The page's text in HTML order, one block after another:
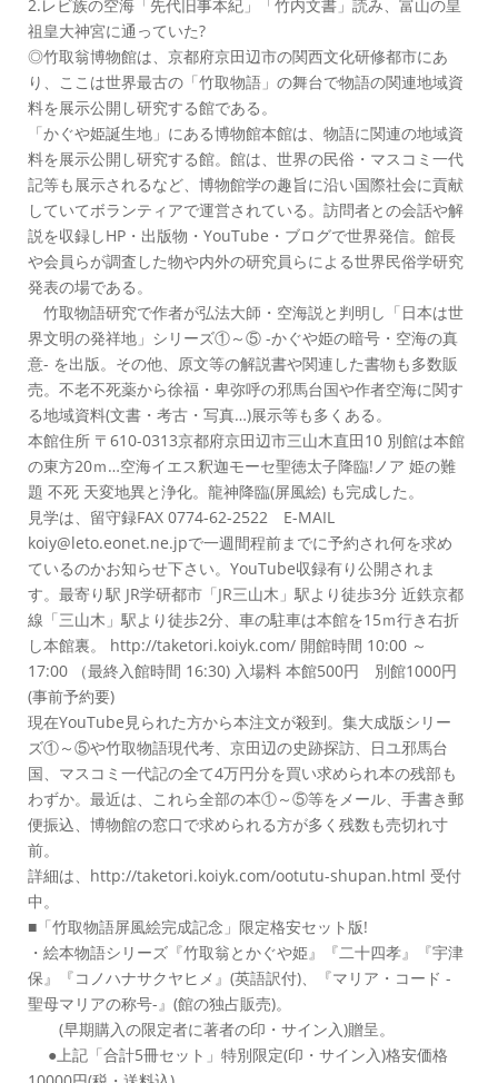
2.レビ族の空海「先代旧事本紀」「竹内文書」読み、富山の皇
祖皇大神宮に通っていた?
◎竹取翁博物館は、京都府京田辺市の関西文化研修都市にあ
り、ここは世界最古の「竹取物語」の舞台で物語の関連地域資
料を展示公開し研究する館である。
「かぐや姫誕生地」にある博物館本館は、物語に関連の地域資
料を展示公開し研究する館。館は、世界の民俗・マスコミ一代
記等も展示されるなど、博物館学の趣旨に沿い国際社会に貢献
していてボランティアで運営されている。訪問者との会話や解
説を収録しHP・出版物・YouTube・ブログで世界発信。館長
や会員らが調査した物や内外の研究員らによる世界民俗学研究
発表の場である。
竹取物語研究で作者が弘法大師・空海説と判明し「日本は世
界文明の発祥地」シリーズ①～⑤ -かぐや姫の暗号・空海の真
意- を出版。その他、原文等の解説書や関連した書物も多数販
売。不老不死薬から徐福・卑弥呼の邪馬台国や作者空海に関す
る地域資料(文書・考古・写真…)展示等も多くある。
本館住所 〒610-0313京都府京田辺市三山木直田10 別館は本館
の東方20ｍ…空海イエス釈迦モーセ聖徳太子降臨!ノア 姫の難
題 不死 天変地異と浄化。龍神降臨(屏風絵) も完成した。
見学は、留守録FAX 0774-62-2522 E-MAIL
koiy@leto.eonet.ne.jpで一週間程前までに予約され何を求め
ているのかお知らせ下さい。YouTube収録有り公開されま
す。最寄り駅 JR学研都市「JR三山木」駅より徒歩3分 近鉄京都
線「三山木」駅より徒歩2分、車の駐車は本館を15ｍ行き右折
し本館裏。 http://taketori.koiyk.com/ 開館時間 10:00 ～
17:00 （最終入館時間 16:30) 入場料 本館500円 別館1000円
(事前予約要)
現在YouTube見られた方から本注文が殺到。集大成版シリー
ズ①～⑤や竹取物語現代考、京田辺の史跡探訪、日ユ邪馬台
国、マスコミ一代記の全て4万円分を買い求められ本の残部も
わずか。最近は、これら全部の本①～⑤等をメール、手書き郵
便振込、博物館の窓口で求められる方が多く残数も売切れ寸
前。
詳細は、http://taketori.koiyk.com/ootutu-shupan.html 受付
中。
■「竹取物語屏風絵完成記念」限定格安セット版!
・絵本物語シリーズ『竹取翁とかぐや姫』『二十四孝』『宇津
保』『コノハナサクヤヒメ』(英語訳付)、『マリア・コード -
聖母マリアの称号-』(館の独占販売)。
(早期購入の限定者に著者の印・サイン入)贈呈。
●上記「合計5冊セット」特別限定(印・サイン入)格安価格